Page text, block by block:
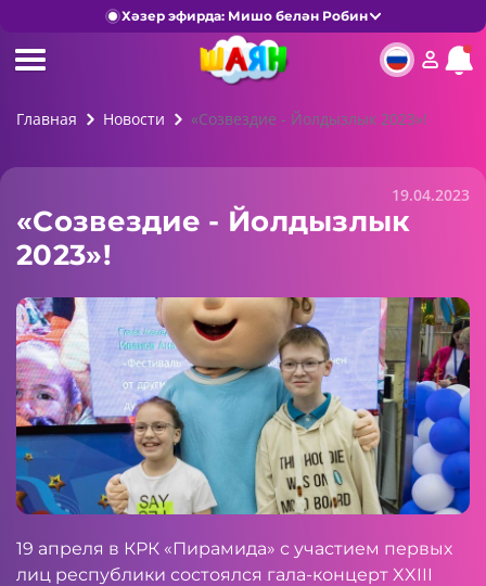
Хәзер эфирда: Мишо белән Робин
Главная Новости «Созвездие - Йолдызлык 2023»!
19.04.2023
«Созвездие - Йолдызлык
2023»!
19 апреля в КРК «Пирамида» с участием первых
лиц республики состоялся гала-концерт XXIII